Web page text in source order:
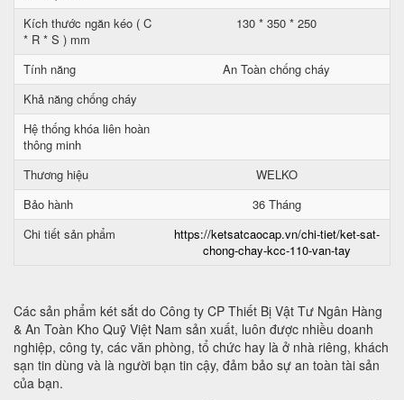
Kích thước ngăn kéo ( C
* R * S ) mm
130 * 350 * 250
Tính năng
An Toàn chống cháy
Khả năng chống cháy
Hệ thống khóa liên hoàn
thông minh
Thương hiệu
WELKO
Bảo hành
36 Tháng
Chi tiết sản phẩm
https://ketsatcaocap.vn/chi-tiet/ket-sat-
chong-chay-kcc-110-van-tay
Các sản phẩm két sắt do Công ty CP Thiết Bị Vật Tư Ngân Hàng
& An Toàn Kho Quỹ Việt Nam sản xuất, luôn được nhiều doanh
nghiệp, công ty, các văn phòng, tổ chức hay là ở nhà riêng, khách
sạn tin dùng và là người bạn tin cậy, đảm bảo sự an toàn tài sản
của bạn.